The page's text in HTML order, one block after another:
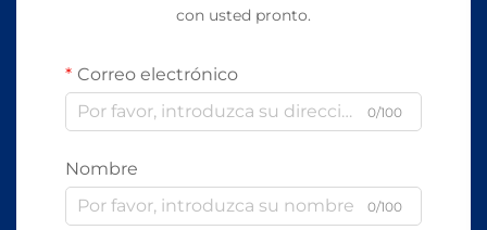
con usted pronto.
Correo electrónico
0/100
Nombre
0/100